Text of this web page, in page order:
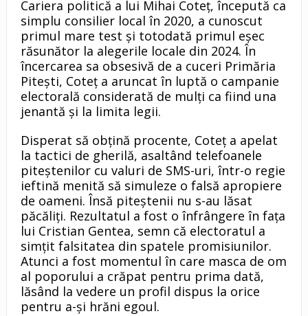
Cariera politică a lui Mihai Coteț, începută ca
simplu consilier local în 2020, a cunoscut
primul mare test și totodată primul eșec
răsunător la alegerile locale din 2024. În
încercarea sa obsesivă de a cuceri Primăria
Pitești, Coteț a aruncat în luptă o campanie
electorală considerată de mulți ca fiind una
jenantă și la limita legii.
Disperat să obțină procente, Coteț a apelat
la tactici de gherilă, asaltând telefoanele
piteștenilor cu valuri de SMS-uri, într-o regie
ieftină menită să simuleze o falsă apropiere
de oameni. Însă piteștenii nu s-au lăsat
păcăliți. Rezultatul a fost o înfrângere în fața
lui Cristian Gentea, semn că electoratul a
simțit falsitatea din spatele promisiunilor.
Atunci a fost momentul în care masca de om
al poporului a crăpat pentru prima dată,
lăsând la vedere un profil dispus la orice
pentru a-și hrăni egoul.